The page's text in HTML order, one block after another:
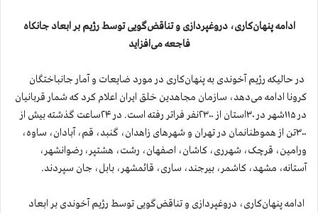
ادامه پنهان‌کاری، دروغپردازی و تناقض‌گویی توسط رژیم بر ابعاد جانکاه
فاجعه می‌افزاید
در حالیکه رژیم آخوندی به پنهان‌کاری در مورد ضایعات و آمار جانباختگان
کرونا ادامه می‌دهد، سازمان مجاهدین خلق ایران اعلام کرد که شمار قربانیان
در ۱۱۵شهر در ۳۰استان از ۲۳۰۰نفر فراتر رفته است. در ۲۴ساعت گذشته بیش از
۳۰۰تن از هموطنانمان در تهران و شهرهای زاهدان، گنبد، قم، آبادان، ساوه،
ورامین، قرچک، شهرری، کاشان، اصفهان، رشت، هشتپر، رضوانشهر،
آستانه، مشهد، کاشمر، بیرجند، ساری، قائمشهر، بابل، جان سپردند.
ادامه پنهان‌کاری، دروغپردازی و تناقض‌گویی توسط رژیم آخوندی بر ابعاد